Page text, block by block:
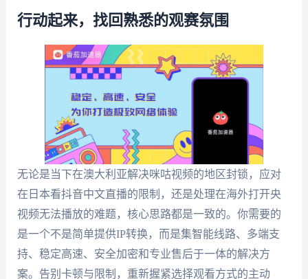
行动起来，找回熟悉的观赛氛围
无论是当下在澳大利亚解决咪咕视频的地区封锁，应对
在日本看抖音中文直播的限制，还是处理在海外打开央
视频无法播放的难题，核心思路都是一致的。你需要的
是一个不是简单提供IP转换，而是集智能线路、多端支
持、稳定高速、安全加密和专业售后于一体的解决方
案。告别卡顿与限制，重新握紧选择观看方式的主动